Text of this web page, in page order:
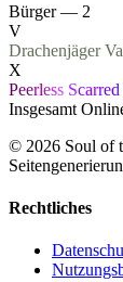
Bürger — 2
V
Drachenjäger
X
Peerless Scarred
Insgesamt
© 2026 Soul of
Rechtliches